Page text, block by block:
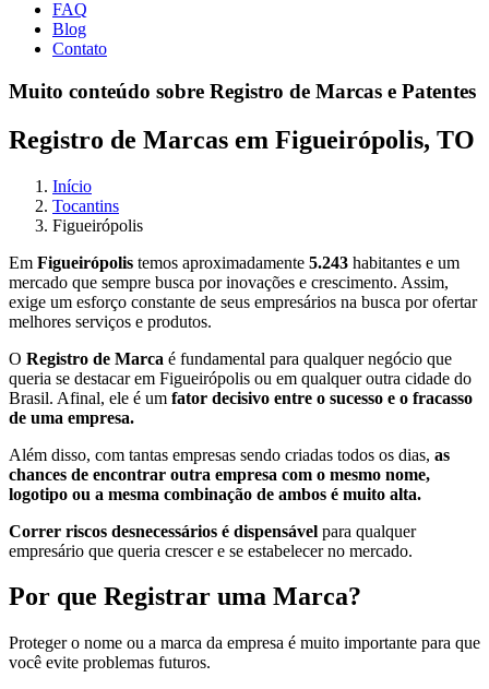
FAQ
Blog
Contato
Muito conteúdo sobre Registro de Marcas e Patentes
Registro de Marcas em Figueirópolis, TO
Início
Tocantins
Figueirópolis
Em Figueirópolis temos aproximadamente 5.243 habitantes e um
mercado que sempre busca por inovações e crescimento. Assim,
exige um esforço constante de seus empresários na busca por ofertar
melhores serviços e produtos.
O Registro de Marca é fundamental para qualquer negócio que
queria se destacar em Figueirópolis ou em qualquer outra cidade do
Brasil. Afinal, ele é um fator decisivo entre o sucesso e o fracasso
de uma empresa.
Além disso, com tantas empresas sendo criadas todos os dias, as
chances de encontrar outra empresa com o mesmo nome,
logotipo ou a mesma combinação de ambos é muito alta.
Correr riscos desnecessários é dispensável para qualquer
empresário que queria crescer e se estabelecer no mercado.
Por que Registrar uma Marca?
Proteger o nome ou a marca da empresa é muito importante para que
você evite problemas futuros.